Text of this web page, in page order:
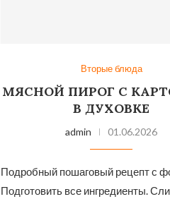
Вторые блюда
МЯСНОЙ ПИРОГ С
В ДУХОВКЕ
admin 01.06.2026
Подробный пошаговый рецепт с
Подготовить все ингредиенты.